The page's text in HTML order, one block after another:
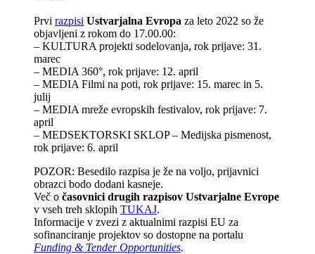
Prvi razpisi Ustvarjalna Evropa za leto 2022 so že
objavljeni z rokom do 17.00.00:
– KULTURA projekti sodelovanja, rok prijave: 31.
marec
– MEDIA 360°, rok prijave: 12. april
– MEDIA Filmi na poti, rok prijave: 15. marec in 5.
julij
– MEDIA mreže evropskih festivalov, rok prijave: 7.
april
– MEDSEKTORSKI SKLOP – Medijska pismenost,
rok prijave: 6. april
POZOR: Besedilo razpisa je že na voljo, prijavnici
obrazci bodo dodani kasneje.
Več o časovnici drugih razpisov Ustvarjalne Evrope
v vseh treh sklopih TUKAJ.
Informacije v zvezi z aktualnimi razpisi EU za
sofinanciranje projektov so dostopne na portalu
Funding & Tender Opportunities.